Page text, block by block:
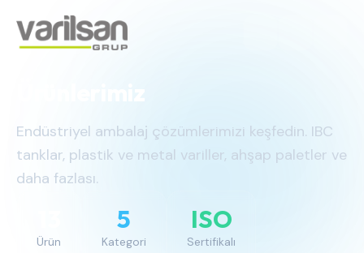
Endüstriyel ambalaj çözümlerimizi keşfedin. IBC
tanklar, plastik ve metal variller, ahşap paletler ve
daha fazlası.
Ürün
5
Kategori
ISO
Sertifikalı